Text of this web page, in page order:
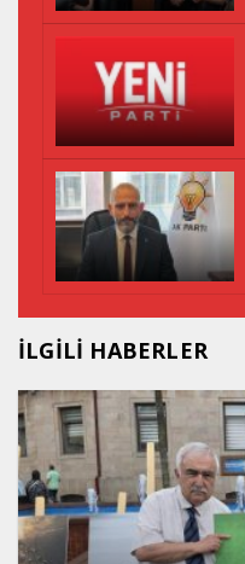
İLGİLİ HABERLER